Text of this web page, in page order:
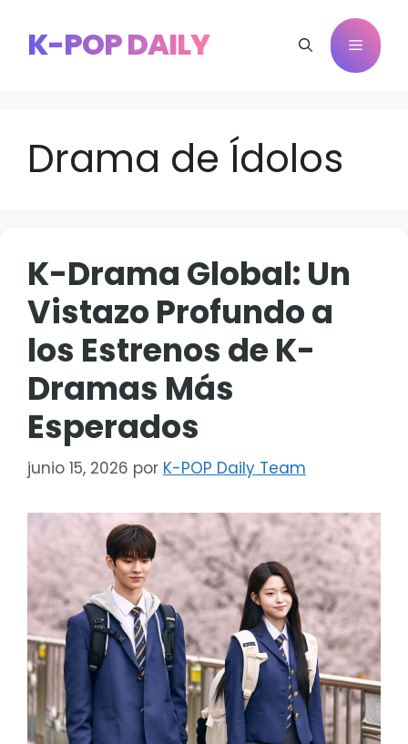
contenido
K-POP DAILY Menú
Drama de Ídolos
K-Drama Global: Un
Vistazo Profundo a
los Estrenos de K-
Dramas Más
Esperados
junio 15, 2026 por K-POP Daily Team